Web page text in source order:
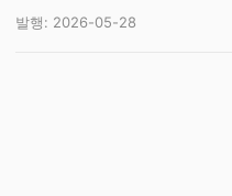
발행: 2026-05-28